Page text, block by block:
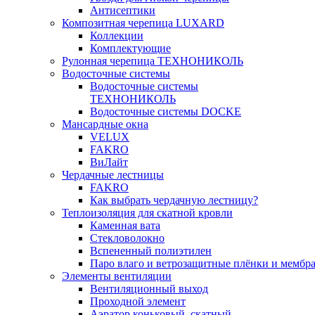
Антисептики
Композитная черепица LUXARD
Коллекции
Комплектующие
Рулонная черепица ТЕХНОНИКОЛЬ
Водосточные системы
Водосточные системы
ТЕХНОНИКОЛЬ
Водосточные системы DOCKE
Мансардные окна
VELUX
FAKRO
ВиЛайт
Чердачные лестницы
FAKRO
Как выбрать чердачную лестницу?
Теплоизоляция для скатной кровли
Каменная вата
Стекловолокно
Вспененный полиэтилен
Паро влаго и ветрозащитные плёнки и
Элементы вентиляции
Вентиляционный выход
Проходной элемент